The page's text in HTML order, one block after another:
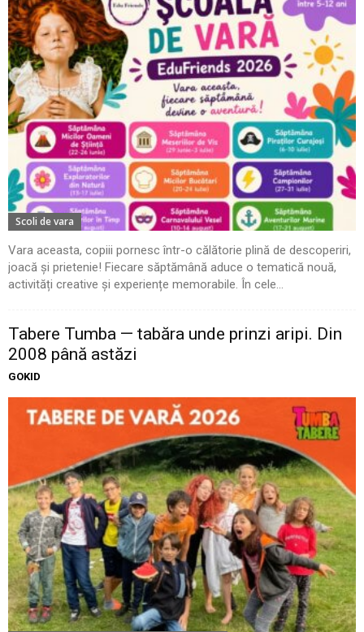
Scoli de vara
Vara aceasta, copiii pornesc într-o călătorie plină de descoperiri,
joacă și prietenie! Fiecare săptămână aduce o tematică nouă,
activități creative și experiențe memorabile. În cele...
Tabere Tumba — tabăra unde prinzi aripi. Din
2008 până astăzi
GOKID